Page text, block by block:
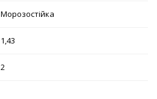
Морозостійка
1,43
2